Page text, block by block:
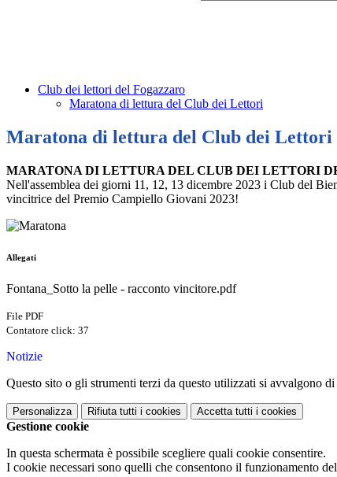
Club dei lettori del Fogazzaro
Maratona di lettura del Club dei Lettori
Maratona di lettura del Club dei Lettori
MARATONA DI LETTURA DEL CLUB DEI LETTORI
Nell'assemblea dei giorni 11, 12, 13 dicembre 2023 i Club del
vincitrice del Premio Campiello Giovani 2023!
Allegati
Fontana_Sotto la pelle - racconto vincitore.pdf
File PDF
Contatore click: 37
Notizie
Questo sito o gli strumenti terzi da questo utilizzati si avvalgono
Personalizza Rifiuta tutti i cookies Accetta tutti i cookies
Gestione cookie
In questa schermata è possibile scegliere quali cookie consentire.
I cookie necessari sono quelli che consentono il funzionamento